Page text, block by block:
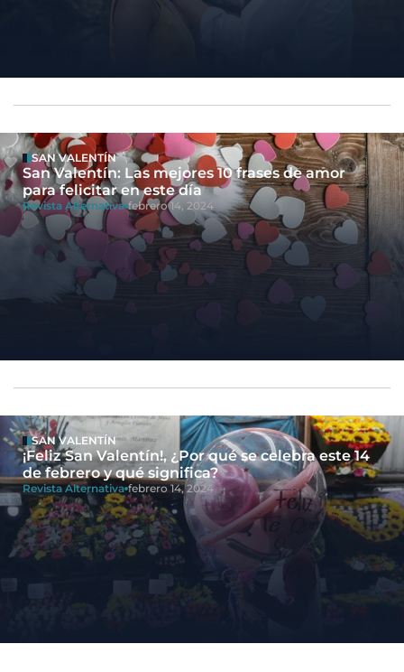
SAN VALENTÍN
San Valentín: Las mejores 10 frases de amor
para felicitar en este día
Revista Alternativa febrero 14, 2024
SAN VALENTÍN
¡Feliz San Valentín!, ¿Por qué se celebra este 14
de febrero y qué significa?
Revista Alternativa febrero 14, 2024